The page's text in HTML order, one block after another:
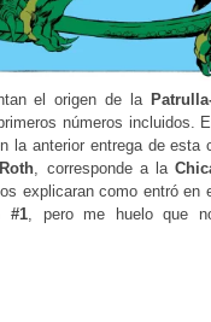
el origen de la
números incluidos.
la anterior entrega de
Roth , corresponde a la
explicaran como entró en
#1, pero me huelo que